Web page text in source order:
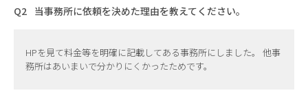
当事務所に依頼を決めた理由を教えてください。
HPを見て料金等を明確に記載してある事務所にしました。 他事
務所はあいまいで分かりにくかったためです。